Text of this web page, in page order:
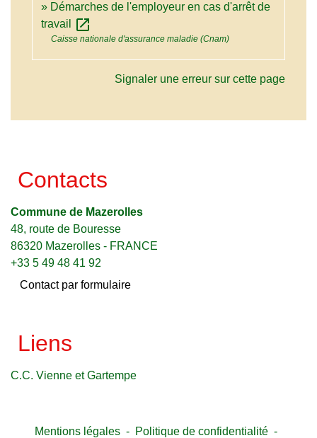
Démarches de l'employeur en cas d'arrêt de
travail
open_in_new
Caisse nationale d'assurance maladie (Cnam)
Signaler une erreur sur cette page
Contacts
Commune de Mazerolles
48, route de Bouresse
86320 Mazerolles - FRANCE
+33 5 49 48 41 92
Contact par formulaire
Liens
C.C. Vienne et Gartempe
Mentions légales - Politique de confidentialité -